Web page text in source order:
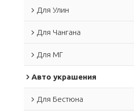
Для Улин
Для Чангана
Для МГ
Авто украшения
Для Бестюна